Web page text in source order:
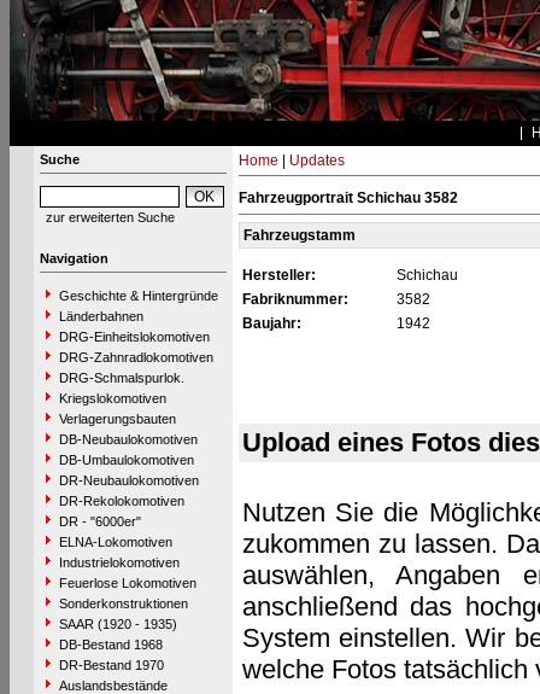
Suche
zur erweiterten Suche
Navigation
Geschichte & Hintergründe
Länderbahnen
DRG-Einheitslokomotiven
DRG-Zahnradlokomotiven
DRG-Schmalspurlok.
Kriegslokomotiven
Verlagerungsbauten
DB-Neubaulokomotiven
DB-Umbaulokomotiven
DR-Neubaulokomotiven
DR-Rekolokomotiven
DR - "6000er"
ELNA-Lokomotiven
Industrielokomotiven
Feuerlose Lokomotiven
Sonderkonstruktionen
SAAR (1920 - 1935)
DB-Bestand 1968
DR-Bestand 1970
Auslandsbestände
Home Updates
Fahrzeugportrait Schichau 3582
Fahrzeugstamm
Hersteller:
Schichau
Fabriknummer:
3582
Baujahr:
1942
Upload eines Fotos
Nutzen Sie die
zukommen zu lassen.
auswählen, Angaben
anschließend das
System einstellen. Wir
welche Fotos tatsächlich